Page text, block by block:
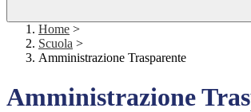
Home >
Scuola >
Amministrazione Trasparente
Amministrazione